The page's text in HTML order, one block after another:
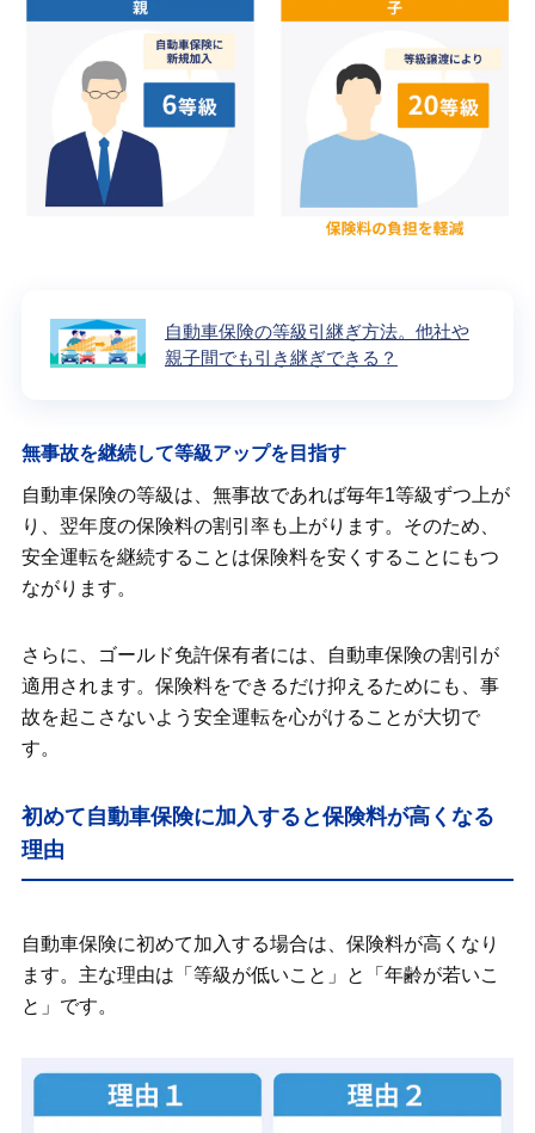
自動車保険の等級引継ぎ方法。他社や
親子間でも引き継ぎできる？
無事故を継続して等級アップを目指す
自動車保険の等級は、無事故であれば毎年1等級ずつ上が
り、翌年度の保険料の割引率も上がります。そのため、
安全運転を継続することは保険料を安くすることにもつ
ながります。
さらに、ゴールド免許保有者には、自動車保険の割引が
適用されます。保険料をできるだけ抑えるためにも、事
故を起こさないよう安全運転を心がけることが大切で
す。
初めて自動車保険に加入すると保険料が高くなる
理由
自動車保険に初めて加入する場合は、保険料が高くなり
ます。主な理由は「等級が低いこと」と「年齢が若いこ
と」です。